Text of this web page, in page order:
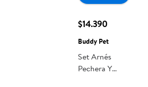
$14.390
Buddy Pet
Set Arnés
Pechera Y